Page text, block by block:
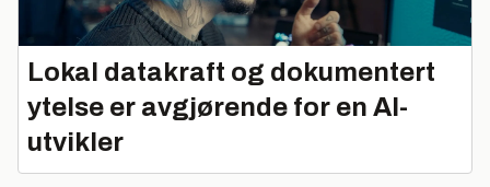
Lokal datakraft og dokumentert
ytelse er avgjørende for en AI-
utvikler